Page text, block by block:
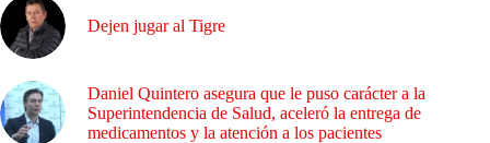
Dejen jugar al Tigre
Daniel Quintero asegura que le puso carácter a la
Superintendencia de Salud, aceleró la entrega de
medicamentos y la atención a los pacientes